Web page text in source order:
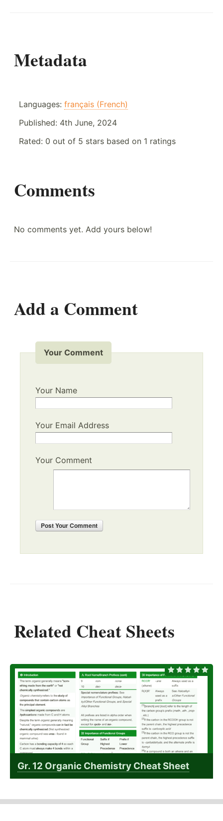
Metadata
Languages: français (French)
Published: 4th June, 2024
Rated: 0 out of 5 stars based on 1 ratings
Comments
No comments yet. Add yours below!
Add a Comment
Your Comment
Your Name
Your Email Address
Your Comment
PostYour Comment
Related Cheat Sheets
Gr. 12 Organic Chemistry Cheat Sheet